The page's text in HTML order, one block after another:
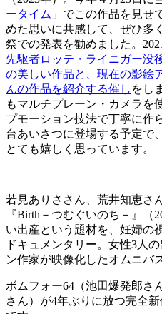
ータイム 」でこの作品を見せ
めた思いに共感して、ぜひ多
祭での発表を勧めました。
先駆者ロッテ・ライニガー没
の美しい作品と、現在の影絵
んの作品を紹介する催し をし
もマルチプレーン・カメラを
プモーション技法で丁寧に作
台あいさつに登場する予定で
とても嬉しく思っています。
若見ありささん、荒井知恵さ
『Birth－つむぐいのち－』（
い出産という題材を、妊婦の
ドキュメンタリー。女性3人
ン作家が映像化したオムニバ
ボムフォー64（池田爆発郎さ
さん）が4年ぶりに放つ完全新